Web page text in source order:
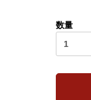
数量